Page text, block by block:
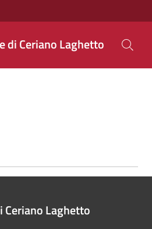
di Ceriano Laghetto
Ceriano Laghetto